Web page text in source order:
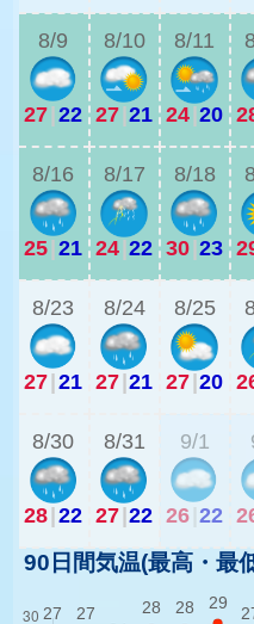
8/9
27 22
8/10
27 21
8/11
24 20
8/16
25 21
8/17
24 22
8/18
30 23
8/23
27 21
8/24
27 21
8/25
27 20
8/30
28 22
8/31
27 22
9/1
26 22
90日間気温(最高・最